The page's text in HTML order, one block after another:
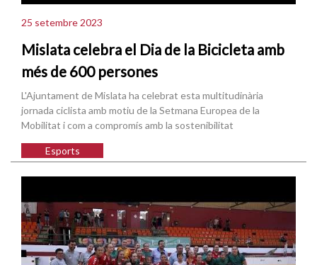
25 setembre 2023
Mislata celebra el Dia de la Bicicleta amb
més de 600 persones
L'Ajuntament de Mislata ha celebrat esta multitudinària
jornada ciclista amb motiu de la Setmana Europea de la
Mobilitat i com a compromís amb la sostenibilitat
Esports